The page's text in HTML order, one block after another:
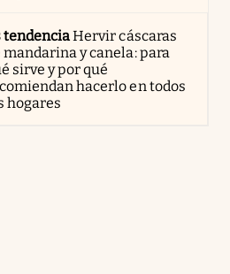
tendenciaHervir cáscaras
mandarina y canela: para
sirve y por qué
hacerlo en todos
hogares